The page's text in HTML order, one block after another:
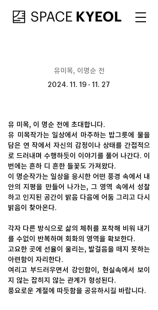
유미목, 이명순 전
2024. 11. 19 - 11. 27
유 미목, 이 명순 전에 초대합니다.
유 미목작가는 일상에서 마주하는 밥그릇에 물을
담은 연 작에서 자신의 감정이나 상태를 간접적으
로 드러내며 수행하듯이 이야기를 풀어 나간다. 이
번에는 흔하 디 흔한 들꽃도 가져왔다.
이 명순작가는 일상을 응시한 어떤 풍경 속에서 내
안의 지평을 만들어 나가는, 그 영역 속에서 성찰
하고 인지된 공간이 밝음 다음에 어둠 그리고 다시
밝음이 찾아온다.
각자 다른 방식으로 삶의 체취를 포착해 비워 내기
를 수없이 반복하며 회화의 영역을 확보한다.
고요한 곳에 선율이 울리는, 발걸음을 떼지 못하는
아련함이 자리한다.
여리고 부드러우면서 강인함이, 현실속에서 보이
지 않는 잡히지 않는 관계가 형성된다.
풍요로운 계절에 따듯함을 공유하시길 바랍니다.